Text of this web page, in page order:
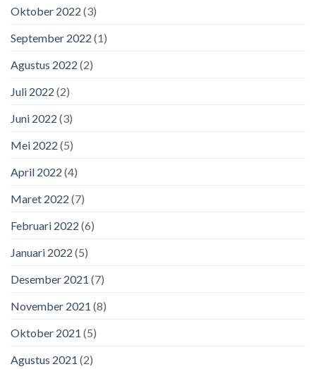
Oktober 2022 (3)
September 2022 (1)
Agustus 2022 (2)
Juli 2022 (2)
Juni 2022 (3)
Mei 2022 (5)
April 2022 (4)
Maret 2022 (7)
Februari 2022 (6)
Januari 2022 (5)
Desember 2021 (7)
November 2021 (8)
Oktober 2021 (5)
Agustus 2021 (2)